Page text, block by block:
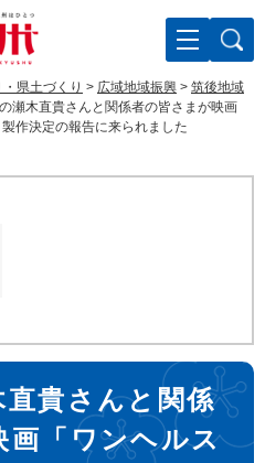
県土づくり > 広域地域振興 > 筑後地域
瀬木直貴さんと関係者の皆さまが映画
作決定の報告に来られました
直貴さんと関係
画「ワンヘルス